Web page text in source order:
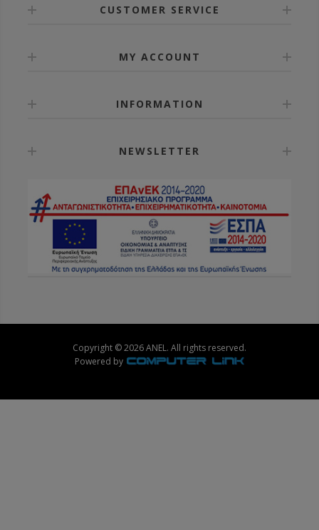
CUSTOMER SERVICE
MY ACCOUNT
INFORMATION
NEWSLETTER
Copyright © 2026 ANEL. All rights reserved.
Powered by